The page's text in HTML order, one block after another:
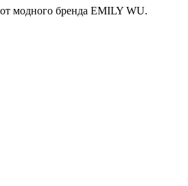
модного бренда EMILY WU.